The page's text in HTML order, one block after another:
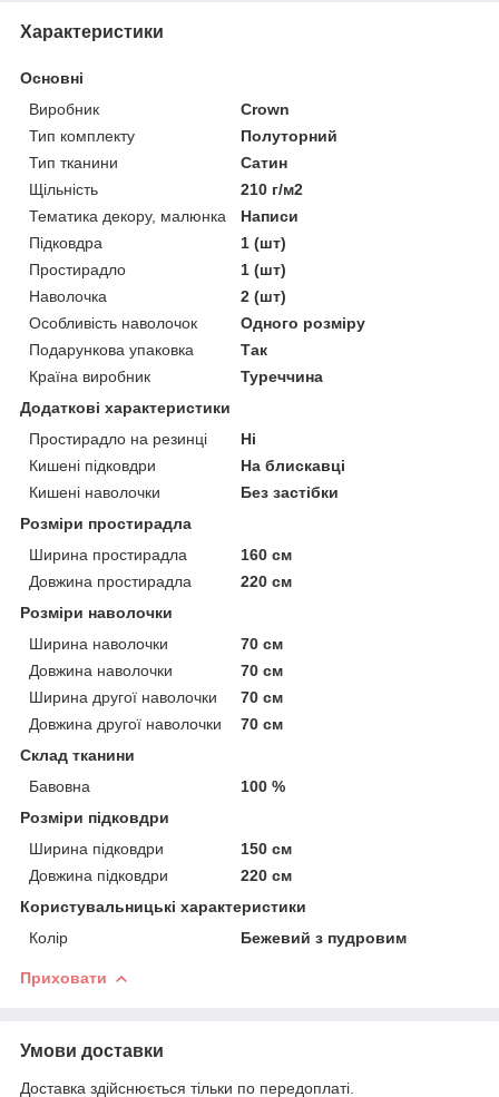
Характеристики
Основні
Виробник
Crown
Тип комплекту
Полуторний
Тип тканини
Сатин
Щільність
210 г/м2
Тематика декору, малюнка
Написи
Підковдра
1 (шт)
Простирадло
1 (шт)
Наволочка
2 (шт)
Особливість наволочок
Одного розміру
Подарункова упаковка
Так
Країна виробник
Туреччина
Додаткові характеристики
Простирадло на резинці
Ні
Кишені підковдри
На блискавці
Кишені наволочки
Без застібки
Розміри простирадла
Ширина простирадла
160 см
Довжина простирадла
220 см
Розміри наволочки
Ширина наволочки
70 см
Довжина наволочки
70 см
Ширина другої наволочки
70 см
Довжина другої наволочки
70 см
Склад тканини
Бавовна
100 %
Розміри підковдри
Ширина підковдри
150 см
Довжина підковдри
220 см
Користувальницькі характеристики
Колір
Бежевий з пудровим
Приховати
Умови доставки
Доставка здійснюється тільки по передоплаті.